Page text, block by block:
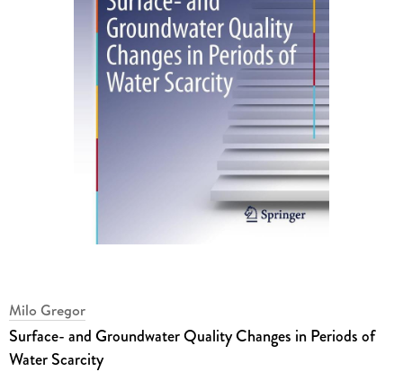
Milo Gregor
Surface- and Groundwater Quality Changes in Periods of
Water Scarcity